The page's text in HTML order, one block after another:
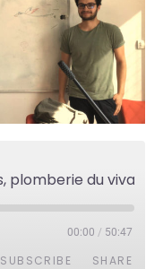
00:00 / 50:47
SUBSCRIBE SHARE